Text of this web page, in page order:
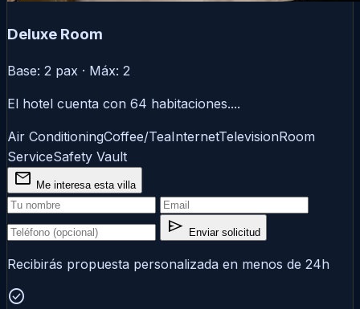
Deluxe Room
Base: 2 pax · Máx: 2
El hotel cuenta con 64 habitaciones....
Air ConditioningCoffee/TeaInternetTelevisionRoom
ServiceSafety Vault
mail Me interesa esta villa
send Enviar solicitud
Recibirás propuesta personalizada en menos de 24h
check_circle